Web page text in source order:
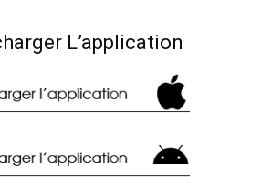
L’application